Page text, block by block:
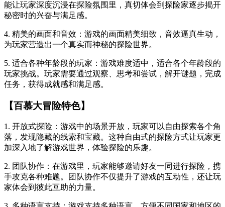
能让玩家深度沉浸在探险氛围里，真切体会到探险家逐步揭开
秘密时的兴奋与满足感。
4. 精美的画面和音效：游戏的画面精美细致，音效逼真生动，
为玩家营造出一个真实而神秘的探险世界。
5. 适合各种年龄段的玩家：游戏难度适中，适合各个年龄段的
玩家挑战。玩家需要通过观察、思考和尝试，解开谜题，完成
任务，获得成就感和满足感。
【百慕大冒险特色】
1. 开放式探险：游戏中的场景开放，玩家可以自由探索各个角
落，发现隐藏的线索和宝藏。这种自由式的探险方式让玩家更
加深入地了解游戏世界，体验探险的乐趣。
2. 团队协作：在游戏里，玩家能够邀请好友一同进行探险，携
手攻克各种难题。团队协作不仅提升了游戏的互动性，还让玩
家体会到彼此互助的力量。